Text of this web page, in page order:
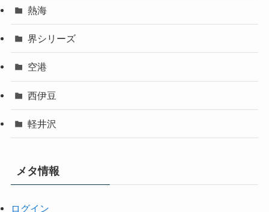
熱海
界シリーズ
空港
西伊豆
軽井沢
メタ情報
ログイン